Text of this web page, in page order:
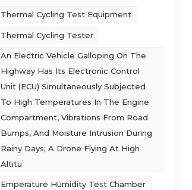
Thermal Cycling Test Equipment
Thermal Cycling Tester
An Electric Vehicle Galloping On The
Highway Has Its Electronic Control
Unit (ECU) Simultaneously Subjected
To High Temperatures In The Engine
Compartment, Vibrations From Road
Bumps, And Moisture Intrusion During
Rainy Days; A Drone Flying At High
Altitu
Emperature Humidity Test Chamber